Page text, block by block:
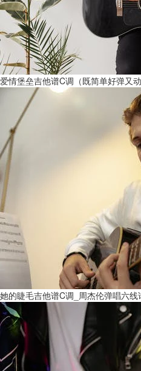
爱情堡垒吉他谱C调（既简单好弹又
她的睫毛吉他谱C调_周杰伦弹唱六